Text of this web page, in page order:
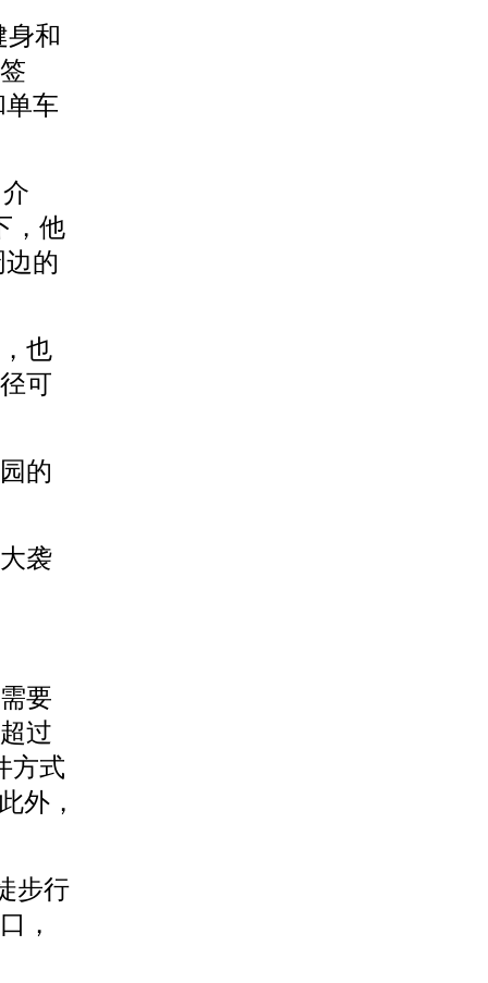
身和
车
，他
的
也
可
的
袭
要
过
方式
外，
步行
，